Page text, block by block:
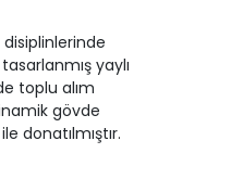
disiplinlerinde
yaylı
toplu alım
gövde
donatılmıştır.